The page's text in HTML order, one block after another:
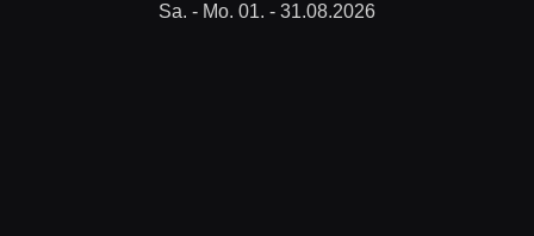
Sa. - Mo. 01. - 31.08.2026